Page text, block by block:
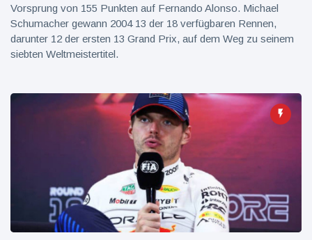
Vorsprung von 155 Punkten auf Fernando Alonso. Michael
Schumacher gewann 2004 13 der 18 verfügbaren Rennen,
darunter 12 der ersten 13 Grand Prix, auf dem Weg zu seinem
siebten Weltmeistertitel.